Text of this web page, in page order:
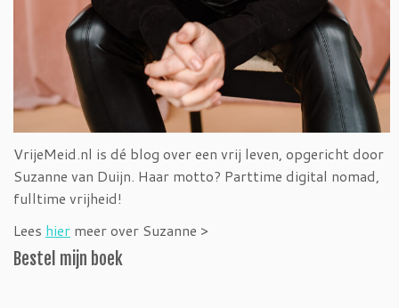
VrijeMeid.nl is dé blog over een vrij leven, opgericht door
Suzanne van Duijn. Haar motto? Parttime digital nomad,
fulltime vrijheid!
Lees hier meer over Suzanne >
Bestel mijn boek